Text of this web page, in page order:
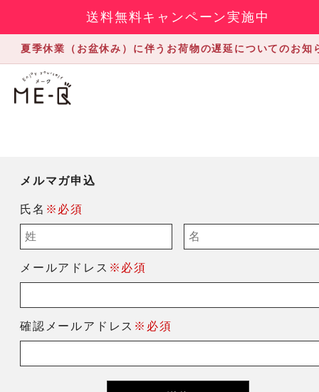
送料無料キャンペーン実施中
夏季休業（お盆休み）に伴うお荷物の遅延についてのお知
メルマガ申込
氏名 ※必須
メールアドレス ※必須
確認メールアドレス ※必須